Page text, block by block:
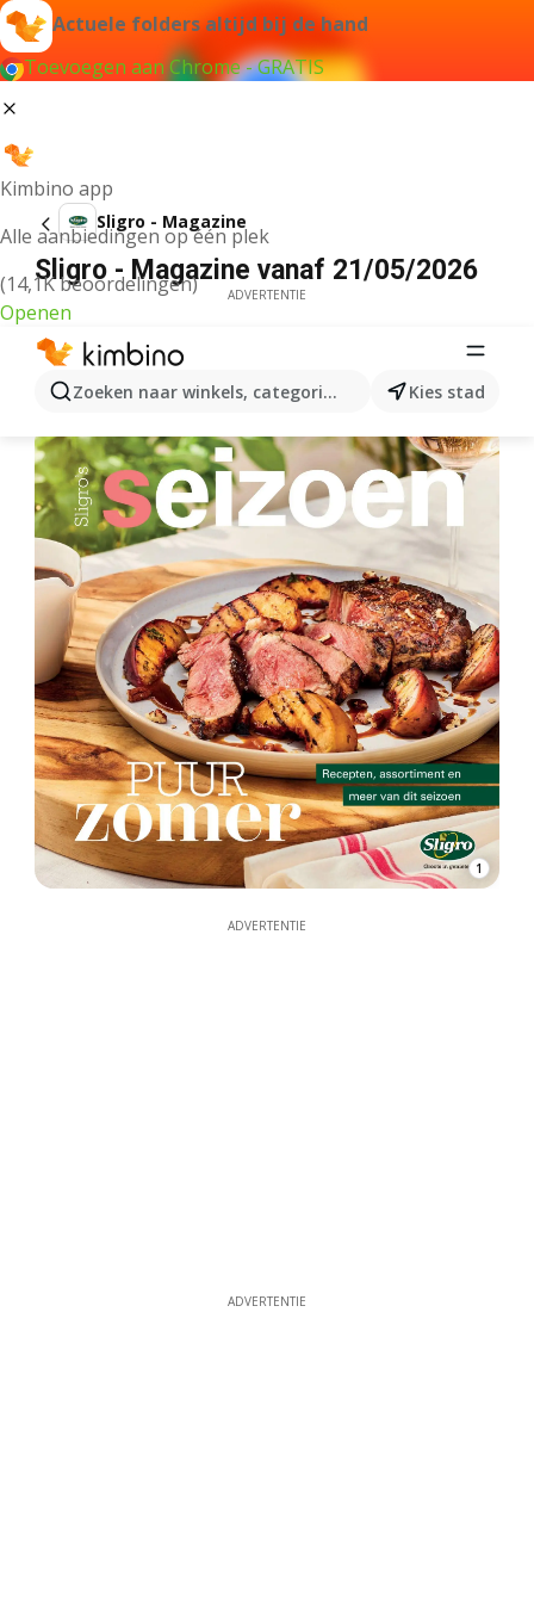
Actuele folders altijd bij de hand
Toevoegen aan Chrome - GRATIS
Kimbino app
Alle aanbiedingen op één plek
(14,1K beoordelingen)
Openen
Zoeken naar winkels, categorieën, producten...
Kies stad
Sligro - Magazine
Sligro - Magazine vanaf 21/05/2026
ADVERTENTIE
1
ADVERTENTIE
ADVERTENTIE